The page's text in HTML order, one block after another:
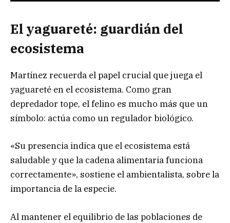
El yaguareté: guardián del
ecosistema
Martínez recuerda el papel crucial que juega el
yaguareté en el ecosistema. Como gran
depredador tope, el felino es mucho más que un
símbolo: actúa como un regulador biológico.
«Su presencia indica que el ecosistema está
saludable y que la cadena alimentaria funciona
correctamente», sostiene el ambientalista, sobre la
importancia de la especie.
Al mantener el equilibrio de las poblaciones de